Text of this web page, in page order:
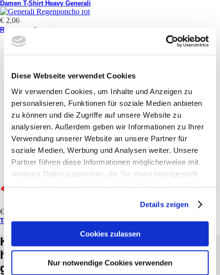
Diese Webseite verwendet Cookies
Wir verwenden Cookies, um Inhalte und Anzeigen zu
personalisieren, Funktionen für soziale Medien anbieten
zu können und die Zugriffe auf unsere Website zu
analysieren. Außerdem geben wir Informationen zu Ihrer
Verwendung unserer Website an unsere Partner für
soziale Medien, Werbung und Analysen weiter. Unsere
Partner führen diese Informationen möglicherweise mit
weiteren Daten zusammen, die Sie ihnen bereitgestellt
Cookies, wenn Sie unsere Webseite weiterhin nutzen.
Details zeigen
Cookies zulassen
Nur notwendige Cookies verwenden
Damen T-Shirt Heavy Generali
€ 2,06
Regenponcho rot
€ 6,95
Taschenschirm Automatik
Kunden, die diesen Artikel gekauft
haben, haben auch folgende Artikel
gekauft: